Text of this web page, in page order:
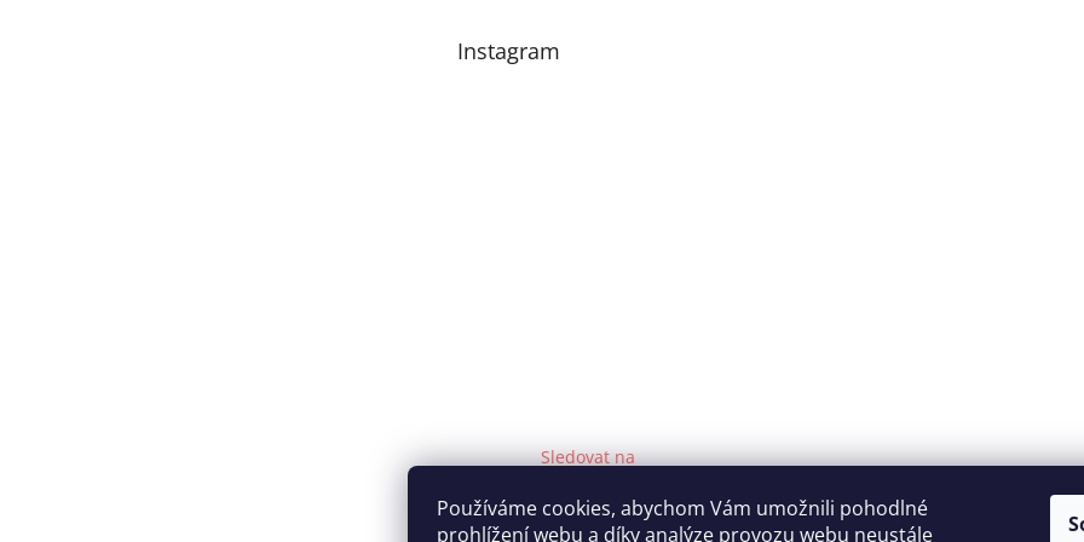
Používáme cookies, abychom Vám umožnili pohodlné
prohlížení webu a díky analýze provozu webu neustále
Instagram
Sledovat na